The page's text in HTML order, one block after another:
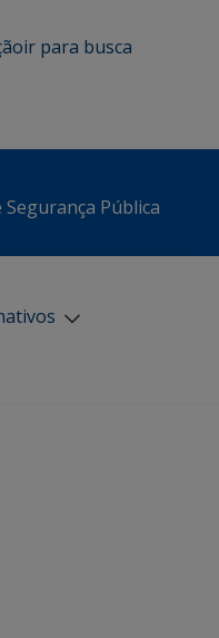
ir para busca
Segurança Pública